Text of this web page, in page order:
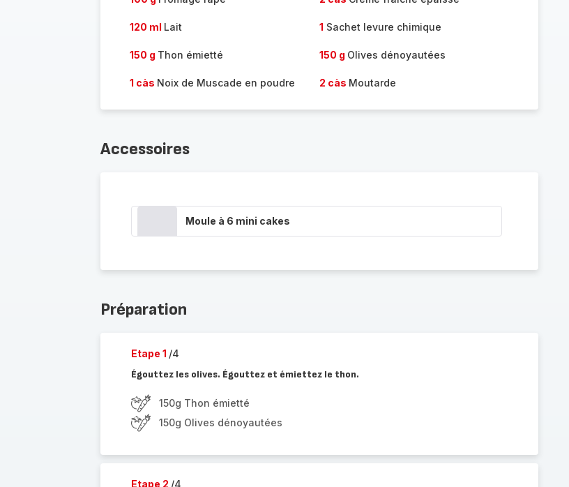
120 ml Lait 1 Sachet levure chimique
150 g Thon émietté 150 g Olives dénoyautées
1 càs Noix de Muscade en poudre 2 càs Moutarde
Accessoires
Moule à 6 mini cakes
Préparation
Etape 1 /4
Égouttez les olives. Égouttez et émiettez le thon.
150g Thon émietté
150g Olives dénoyautées
Etape 2 /4